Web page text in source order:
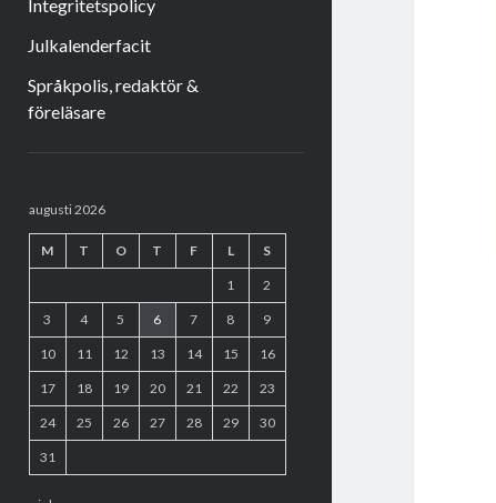
Integritetspolicy
Julkalenderfacit
Språkpolis, redaktör &
föreläsare
augusti 2026
M T O T F L S
1 2
3 4 5 6 7 8 9
10 11 12 13 14 15 16
17 18 19 20 21 22 23
24 25 26 27 28 29 30
31